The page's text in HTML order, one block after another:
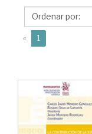
Carlos
J.
« 1